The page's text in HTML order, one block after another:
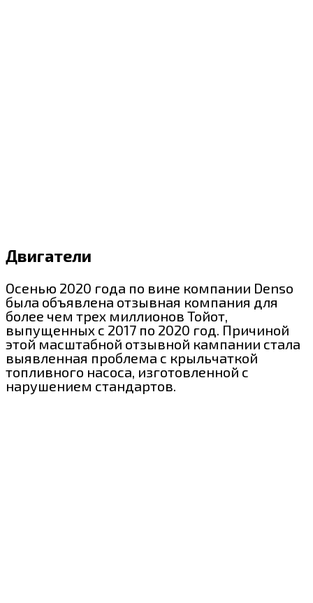
Двигатели
Осенью 2020 года по вине компании Denso
была объявлена отзывная компания для
более чем трех миллионов Тойот,
выпущенных с 2017 по 2020 год. Причиной
этой масштабной отзывной кампании стала
выявленная проблема с крыльчаткой
топливного насоса, изготовленной с
нарушением стандартов.